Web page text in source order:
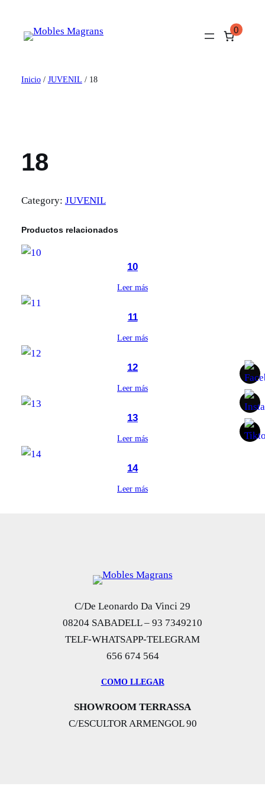
contenido
0
Inicio/ JUVENIL / 18
18
Category: JUVENIL
Productos relacionados
10
Leer más
11
Leer más
12
Leer más
13
Leer más
14
Leer más
C/De Leonardo Da Vinci 29
08204 SABADELL – 93 7349210
TELF-WHATSAPP-TELEGRAM
656 674 564
COMO LLEGAR
SHOWROOM TERRASSA
C/ESCULTOR ARMENGOL 90